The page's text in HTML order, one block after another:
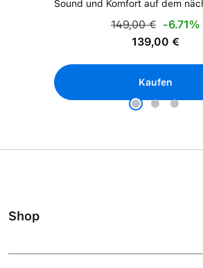
Sound und Komfort auf dem
Regulärer Preis:
149,00 € -6.71%
139,00 €
Kaufen
Shop